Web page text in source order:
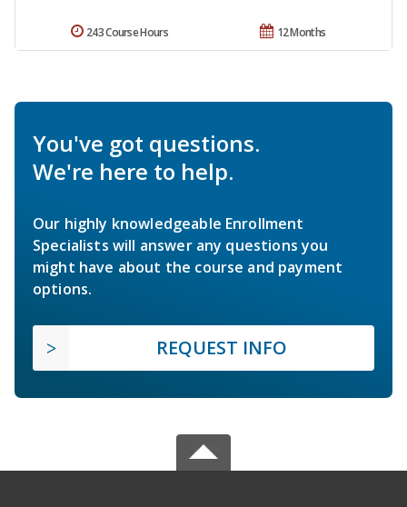
12 Months
243 Course Hours
You've got questions.
We're here to help.
Our highly knowledgeable Enrollment
Specialists will answer any questions you
might have about the course and payment
options.
REQUEST INFO